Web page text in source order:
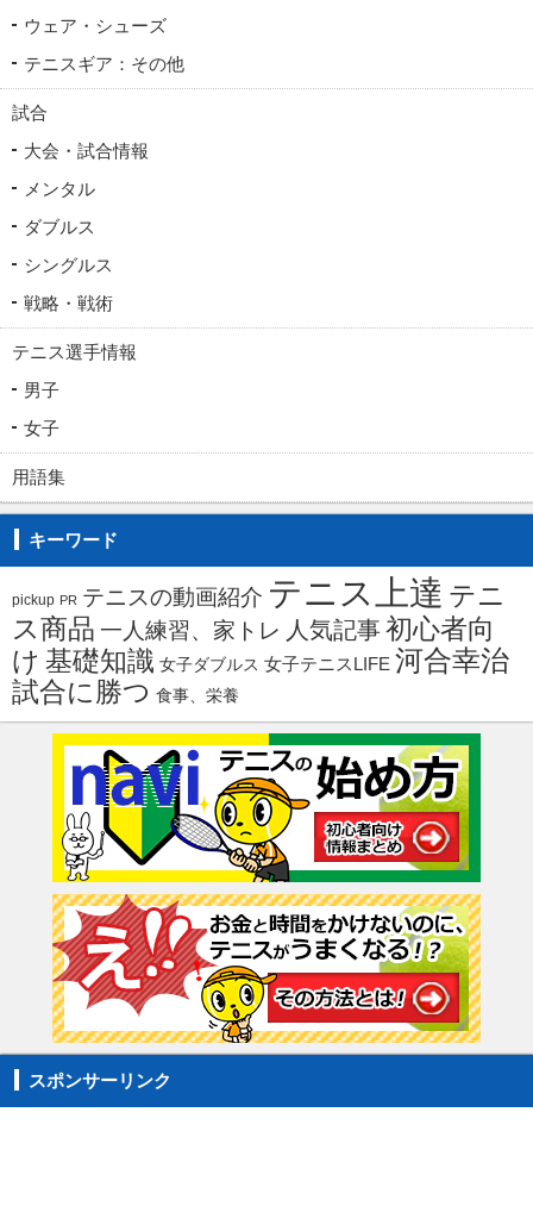
ウェア・シューズ
テニスギア：その他
試合
大会・試合情報
メンタル
ダブルス
シングルス
戦略・戦術
テニス選手情報
男子
女子
用語集
キーワード
pickup PR テニスの動画紹介 テニス上達 テニ
ス商品 一人練習、家トレ 人気記事初心者向
け 基礎知識 女子ダブルス 女子テニスLIFE 河合幸治
試合に勝つ 食事、栄養
スポンサーリンク